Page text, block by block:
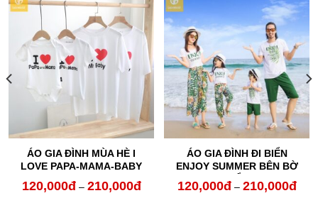
ÁO GIA ĐÌNH MÙA HÈ I
LOVE PAPA-MAMA-BABY
120,000đ – 210,000đKhoảng
ÁO GIA ĐÌNH ĐI BIỂN
ENJOY SUMMER BÊN BỜ
BIỂN
120,000đ – 210,000đ